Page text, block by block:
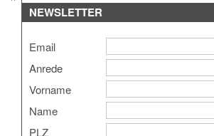
NEWSLETTER
Email
Anrede
Vorname
Name
PLZ